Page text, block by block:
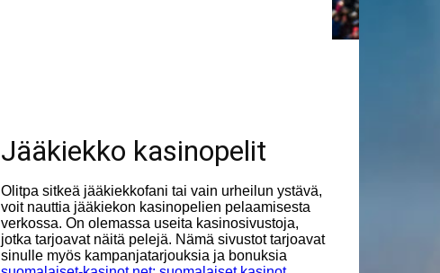
Jääkiekko kasinopelit
Olitpa sitkeä jääkiekkofani tai vain urheilun ystävä,
voit nauttia jääkiekon kasinopelien pelaamisesta
verkossa. On olemassa useita kasinosivustoja,
jotka tarjoavat näitä pelejä. Nämä sivustot tarjoavat
sinulle myös kampanjatarjouksia ja bonuksia